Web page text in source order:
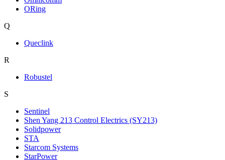
ORing
Q
Queclink
R
Robustel
S
Sentinel
Shen Yang 213 Control Electrics (SY213)
Solidpower
STA
Starcom Systems
StarPower